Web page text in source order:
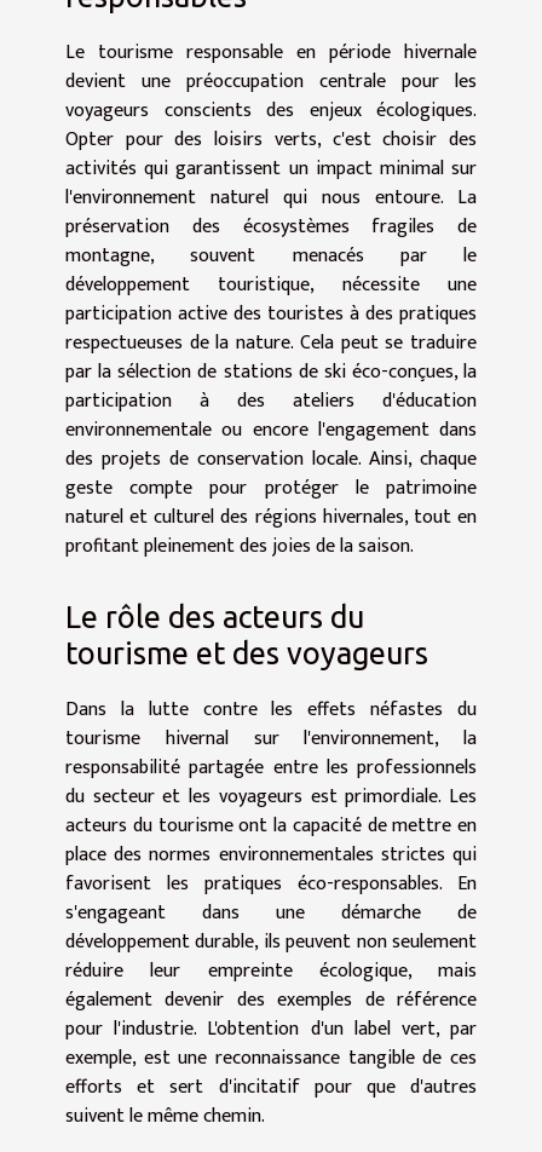
Le tourisme responsable en période hivernale
devient une préoccupation centrale pour les
voyageurs conscients des enjeux écologiques.
Opter pour des loisirs verts, c'est choisir des
activités qui garantissent un impact minimal sur
l'environnement naturel qui nous entoure. La
préservation des écosystèmes fragiles de
montagne, souvent menacés par le
développement touristique, nécessite une
participation active des touristes à des pratiques
respectueuses de la nature. Cela peut se traduire
par la sélection de stations de ski éco-conçues, la
participation à des ateliers d'éducation
environnementale ou encore l'engagement dans
des projets de conservation locale. Ainsi, chaque
geste compte pour protéger le patrimoine
naturel et culturel des régions hivernales, tout en
profitant pleinement des joies de la saison.
Le rôle des acteurs du
tourisme et des voyageurs
Dans la lutte contre les effets néfastes du
tourisme hivernal sur l'environnement, la
responsabilité partagée entre les professionnels
du secteur et les voyageurs est primordiale. Les
acteurs du tourisme ont la capacité de mettre en
place des normes environnementales strictes qui
favorisent les pratiques éco-responsables. En
s'engageant dans une démarche de
développement durable, ils peuvent non seulement
réduire leur empreinte écologique, mais
également devenir des exemples de référence
pour l'industrie. L'obtention d'un label vert, par
exemple, est une reconnaissance tangible de ces
efforts et sert d'incitatif pour que d'autres
suivent le même chemin.